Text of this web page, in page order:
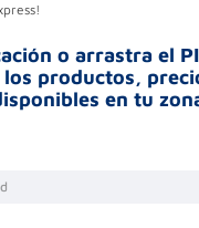
UN COMENTARIO
para escribir un
o arrastra el
los productos,
en tu